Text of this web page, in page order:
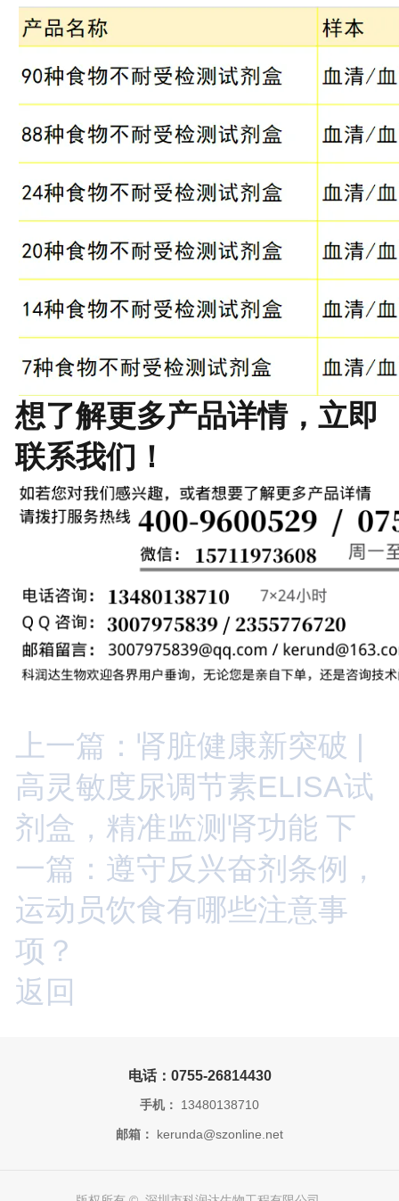
想了解更多产品详情， 立即
联系我们 ！
上一篇：肾脏健康新突破 |
高灵敏度尿调节素ELISA试
剂盒，精准监测肾功能 下
一篇：遵守反兴奋剂条例，
运动员饮食有哪些注意事
项？
返回
电话：0755-26814430
手机： 13480138710
邮箱： kerunda@szonline.net